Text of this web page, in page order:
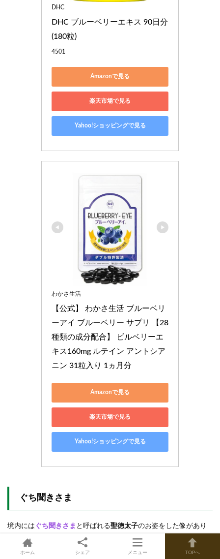
DHC
DHC ブルーベリーエキス 90日分
(180粒)
4501
Amazonで見る
楽天市場で見る
Yahoo!ショッピングで見る
わかさ生活
【公式】 わかさ生活 ブルーベリ
ーアイ ブルーベリー サプリ 【28
種類の成分配合】 ビルベリーエ
キス160mg ルテイン アントシア
ニン 31粒入り 1ヵ月分
Amazonで見る
楽天市場で見る
Yahoo!ショッピングで見る
ぐち聞きさま
境内には ぐち聞きさま と呼ばれる聖徳太子のお姿をした像があり
ます。左手は人々の悩みを聞くために耳に添えられ、右手は悩み
解決のための秘薬を小さな袋に入れて握りしめています。
ホーム シェア メニュー TOPへ